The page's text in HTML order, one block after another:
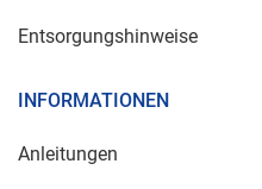
Entsorgungshinweise
INFORMATIONEN
Anleitungen